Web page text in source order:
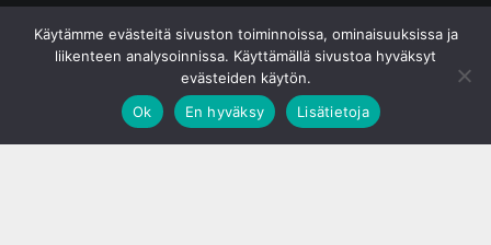
Käytämme evästeitä sivuston toiminnoissa, ominaisuuksissa ja
liikenteen analysoinnissa. Käyttämällä sivustoa hyväksyt
evästeiden käytön.
Ok
En hyväksy Lisätietoja